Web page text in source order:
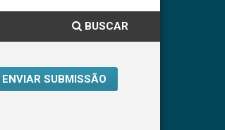
BUSCAR
ENVIAR SUBMISSÃO